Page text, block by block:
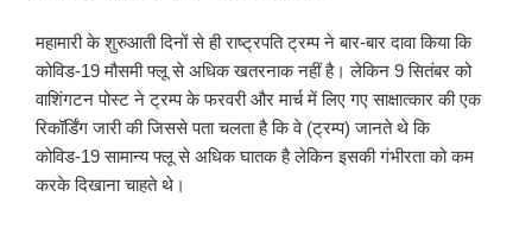
महामारी के शुरुआती दिनों से ही राष्ट्रपति ट्रम्प ने बार-बार दावा किया कि
कोविड-19 मौसमी फ्लू से अधिक खतरनाक नहीं है। लेकिन 9 सितंबर को
वाशिंगटन पोस्ट ने ट्रम्प के फरवरी और मार्च में लिए गए साक्षात्कार की एक
रिकॉर्डिंग जारी की जिससे पता चलता है कि वे (ट्रम्प) जानते थे कि
कोविड-19 सामान्य फ्लू से अधिक घातक है लेकिन इसकी गंभीरता को कम
करके दिखाना चाहते थे।